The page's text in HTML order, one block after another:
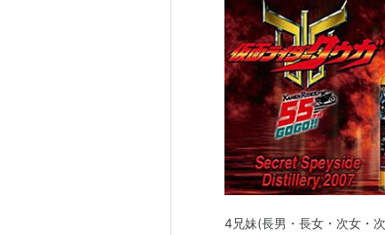
スタッフ
原作…石ノ森章太郎
プロデュース…清水祐美（テ
シリーズ構成…荒川稔久
脚本…荒川稔久、井上敏樹、
文芸…大石真司、村山桂
監督…石田秀範、渡辺勝也、
4兄妹(長男・長女・次女・